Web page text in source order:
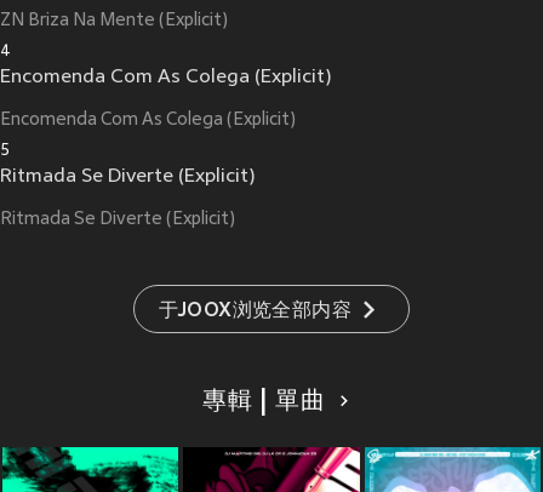
ZN Briza Na Mente (Explicit)
4
Encomenda Com As Colega (Explicit)
Encomenda Com As Colega (Explicit)
5
Ritmada Se Diverte (Explicit)
Ritmada Se Diverte (Explicit)
于JOOX浏览全部内容
專輯 | 單曲